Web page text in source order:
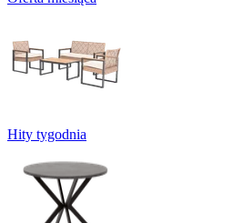
Hity tygodnia